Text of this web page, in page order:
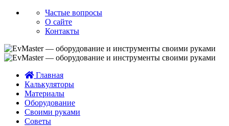
Частые вопросы
О сайте
Контакты
Главная
Калькуляторы
Материалы
Оборудование
Своими руками
Советы